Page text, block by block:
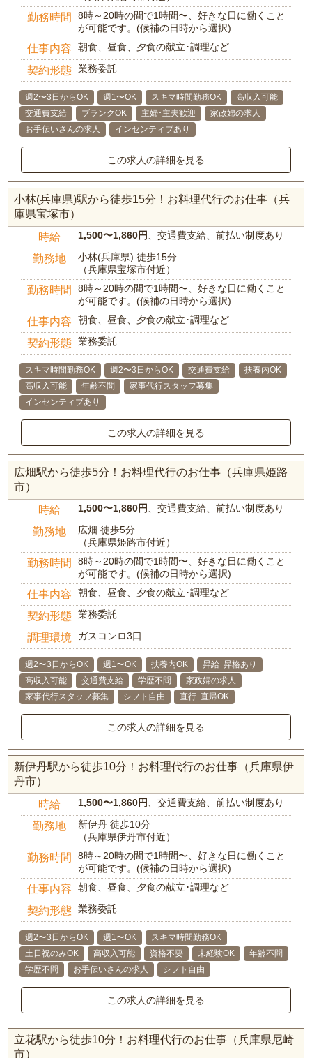
勤務時間
8時～20時の間で1時間〜、好きな日に働くこと
が可能です。(候補の日時から選択)
仕事内容 朝食、昼食、夕食の献立･調理など
契約形態 業務委託
週2〜3日からOK 週1〜OK スキマ時間勤務OK
高収入可能
交通費支給
ブランクOK 主婦･主夫歓迎
家政婦の求人
お手伝いさんの求人
インセンティブあり
この求人の詳細を見る
小林(兵庫県)駅から徒歩15分！お料理代行のお仕事（兵
庫県宝塚市）
時給 1,500〜1,860円 、交通費支給、前払い制度あり
勤務地
小林(兵庫県) 徒歩15分
（兵庫県宝塚市付近）
勤務時間
8時～20時の間で1時間〜、好きな日に働くこと
が可能です。(候補の日時から選択)
仕事内容 朝食、昼食、夕食の献立･調理など
契約形態 業務委託
スキマ時間勤務OK 週2〜3日からOK 交通費支給
扶養内OK
高収入可能
年齢不問
家事代行スタッフ募集
インセンティブあり
この求人の詳細を見る
広畑駅から徒歩5分！お料理代行のお仕事（兵庫県姫路
市）
時給 1,500〜1,860円 、交通費支給、前払い制度あり
勤務地
広畑 徒歩5分
（兵庫県姫路市付近）
勤務時間
8時～20時の間で1時間〜、好きな日に働くこと
が可能です。(候補の日時から選択)
仕事内容 朝食、昼食、夕食の献立･調理など
契約形態 業務委託
調理環境 ガスコンロ3口
週2〜3日からOK 週1〜OK 扶養内OK
昇給･昇格あり
高収入可能
交通費支給 学歴不問
家政婦の求人
家事代行スタッフ募集
シフト自由 直行･直帰OK
この求人の詳細を見る
新伊丹駅から徒歩10分！お料理代行のお仕事（兵庫県伊
丹市）
時給 1,500〜1,860円 、交通費支給、前払い制度あり
勤務地
新伊丹 徒歩10分
（兵庫県伊丹市付近）
勤務時間
8時～20時の間で1時間〜、好きな日に働くこと
が可能です。(候補の日時から選択)
仕事内容 朝食、昼食、夕食の献立･調理など
契約形態 業務委託
週2〜3日からOK 週1〜OK
スキマ時間勤務OK
土日祝のみOK
高収入可能 資格不要 未経験OK
年齢不問
学歴不問
お手伝いさんの求人 シフト自由
この求人の詳細を見る
立花駅から徒歩10分！お料理代行のお仕事（兵庫県尼崎
市）